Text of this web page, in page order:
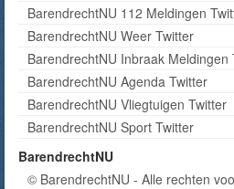
BarendrechtNU 112 Meldingen
BarendrechtNU Weer Twitter
BarendrechtNU Inbraak Meldingen
BarendrechtNU Agenda Twitter
BarendrechtNU Vliegtuigen Twitter
BarendrechtNU Sport Twitter
BarendrechtNU
© BarendrechtNU - Alle rechten